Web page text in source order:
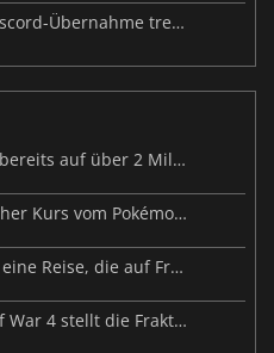
Malware-Karten und eine Discord-Übernahme treffen Meccha Chameleon
Resident Evil Veronica steht bereits auf über 2 Millionen Wunschlisten
Beast of Reincarnation: Frischer Kurs vom Pokémon-Studio
Big Walk ist jetzt erhältlich – eine Reise, die auf Freundschaft basiert
Warhammer 40.000: Dawn of War 4 stellt die Fraktion der Necrons vor